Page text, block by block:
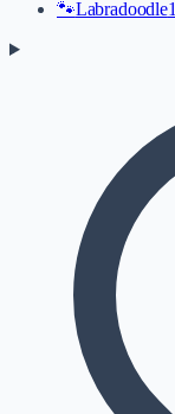
🐾Labradoodle1